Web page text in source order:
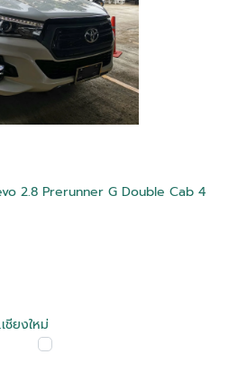
2.8 Prerunner G Double Cab 4
ชียงใหม่